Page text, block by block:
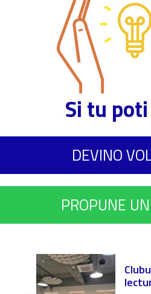
Si tu
DEVINO
PROPUNE